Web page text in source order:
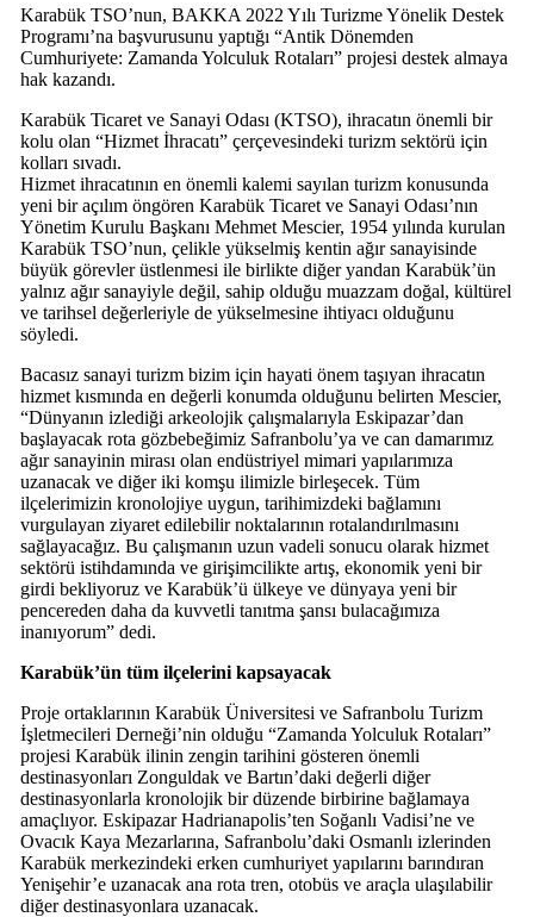
Karabük TSO’nun, BAKKA 2022 Yılı Turizme Yönelik Destek
Programı’na başvurusunu yaptığı “Antik Dönemden
Cumhuriyete: Zamanda Yolculuk Rotaları” projesi destek almaya
hak kazandı.
Karabük Ticaret ve Sanayi Odası (KTSO), ihracatın önemli bir
kolu olan “Hizmet İhracatı” çerçevesindeki turizm sektörü için
kolları sıvadı.
Hizmet ihracatının en önemli kalemi sayılan turizm konusunda
yeni bir açılım öngören Karabük Ticaret ve Sanayi Odası’nın
Yönetim Kurulu Başkanı Mehmet Mescier, 1954 yılında kurulan
Karabük TSO’nun, çelikle yükselmiş kentin ağır sanayisinde
büyük görevler üstlenmesi ile birlikte diğer yandan Karabük’ün
yalnız ağır sanayiyle değil, sahip olduğu muazzam doğal, kültürel
ve tarihsel değerleriyle de yükselmesine ihtiyacı olduğunu
söyledi.
Bacasız sanayi turizm bizim için hayati önem taşıyan ihracatın
hizmet kısmında en değerli konumda olduğunu belirten Mescier,
“Dünyanın izlediği arkeolojik çalışmalarıyla Eskipazar’dan
başlayacak rota gözbebeğimiz Safranbolu’ya ve can damarımız
ağır sanayinin mirası olan endüstriyel mimari yapılarımıza
uzanacak ve diğer iki komşu ilimizle birleşecek. Tüm
ilçelerimizin kronolojiye uygun, tarihimizdeki bağlamını
vurgulayan ziyaret edilebilir noktalarının rotalandırılmasını
sağlayacağız. Bu çalışmanın uzun vadeli sonucu olarak hizmet
sektörü istihdamında ve girişimcilikte artış, ekonomik yeni bir
girdi bekliyoruz ve Karabük’ü ülkeye ve dünyaya yeni bir
pencereden daha da kuvvetli tanıtma şansı bulacağımıza
inanıyorum” dedi.
Karabük’ün tüm ilçelerini kapsayacak
Proje ortaklarının Karabük Üniversitesi ve Safranbolu Turizm
İşletmecileri Derneği’nin olduğu “Zamanda Yolculuk Rotaları”
projesi Karabük ilinin zengin tarihini gösteren önemli
destinasyonları Zonguldak ve Bartın’daki değerli diğer
destinasyonlarla kronolojik bir düzende birbirine bağlamaya
amaçlıyor. Eskipazar Hadrianapolis’ten Soğanlı Vadisi’ne ve
Ovacık Kaya Mezarlarına, Safranbolu’daki Osmanlı izlerinden
Karabük merkezindeki erken cumhuriyet yapılarını barındıran
Yenişehir’e uzanacak ana rota tren, otobüs ve araçla ulaşılabilir
diğer destinasyonlara uzanacak.